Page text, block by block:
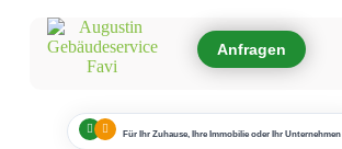
Anfragen
Für Ihr Zuhause, Ihre Immobilie oder Ihr Unternehmen